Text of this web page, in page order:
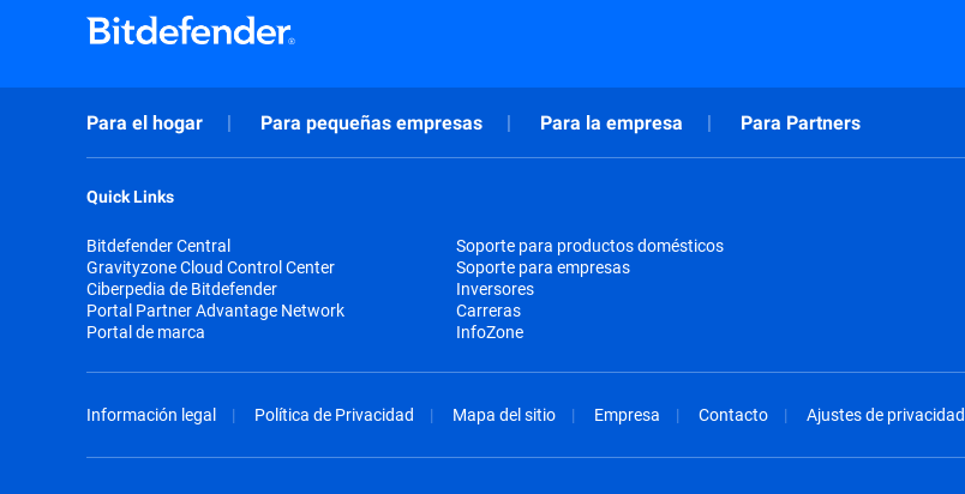
Para el hogar Para pequeñas empresas Para la empresa Para Partners
Quick Links
Bitdefender Central
Gravityzone Cloud Control Center
Ciberpedia de Bitdefender
Portal Partner Advantage Network
Portal de marca
Soporte para productos domésticos
Soporte para empresas
Inversores
Carreras
InfoZone
Información legal Política de Privacidad Mapa del sitio Empresa Contacto Ajustes de privacidad